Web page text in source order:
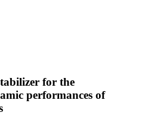
for the
performances of